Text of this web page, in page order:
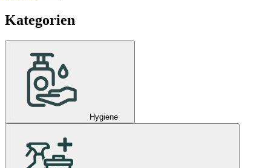
Kategorien
Hygiene